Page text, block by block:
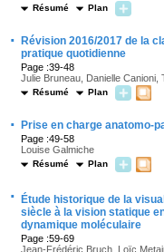
Résumé Plan
·
Révision 2016/2017 de la
pratique quotidienne
Page :39-48
Julie Bruneau, Danielle Canioni,
Résumé Plan
· Prise en charge anatomo-
Page :49-58
Louise Galmiche
Résumé Plan
·
Étude historique de la
siècle à la vision statique
dynamique moléculaire
Page :59-69
Jean-Frédéric Bruch, Loïc